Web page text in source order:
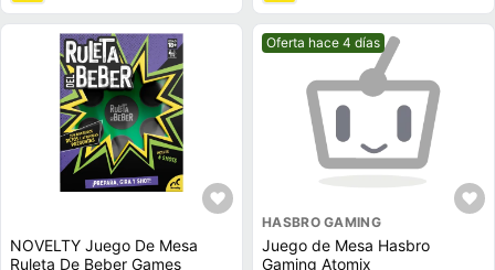
NOVELTY Juego De Mesa
Ruleta De Beber Games
Mejor precio.
Oferta hace 4 días
HASBRO GAMING
Juego de Mesa Hasbro
Gaming Atomix